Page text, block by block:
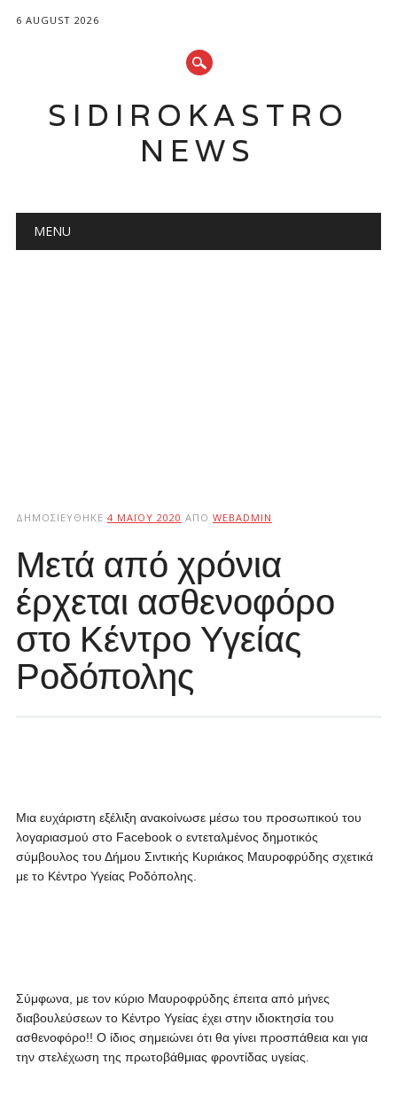
6 AUGUST 2026
SIDIROKASTRO
NEWS
Main menu
MENU
ΔΗΜΟΣΙΕΎΘΗΚΕ 4 ΜΑΪ́ΟΥ 2020 ΑΠΌ WEBADMIN
Μετά από χρόνια
έρχεται ασθενοφόρο
στο Κέντρο Υγείας
Ροδόπολης
Μια ευχάριστη εξέλιξη ανακοίνωσε μέσω του προσωπικού του
λογαριασμού στο Facebook ο εντεταλμένος δημοτικός
σύμβουλος του Δήμου Σιντικής Κυριάκος Μαυρoφρύδης σχετικά
με το Κέντρο Υγείας Ροδόπολης.
Σύμφωνα, με τον κύριο Μαυρoφρύδης έπειτα από μήνες
διαβουλεύσεων το Κέντρο Υγείας έχει στην ιδιοκτησία του
ασθενοφόρο!! Ο ίδιος σημειώνει ότι θα γίνει προσπάθεια και για
την στελέχωση της πρωτοβάθμιας φροντίδας υγείας.